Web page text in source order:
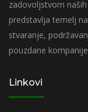
zadovoljstvom
predstavlja temelj
stvaranje,
pouzdane
Linkovi